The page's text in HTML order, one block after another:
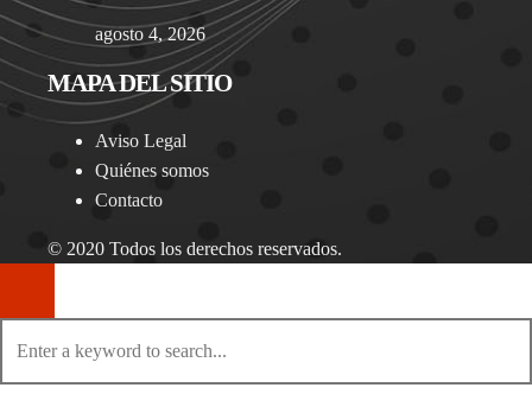
agosto 4, 2026
MAPA DEL SITIO
Aviso Legal
Quiénes somos
Contacto
© 2020 Todos los derechos reservados.